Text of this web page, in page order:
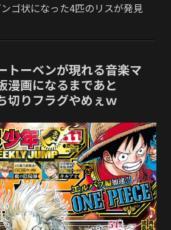
ゴ状になった4匹のリスが発見
トーベンが現れる音楽マ
漫画になるまであと
りフラグやめぇｗ